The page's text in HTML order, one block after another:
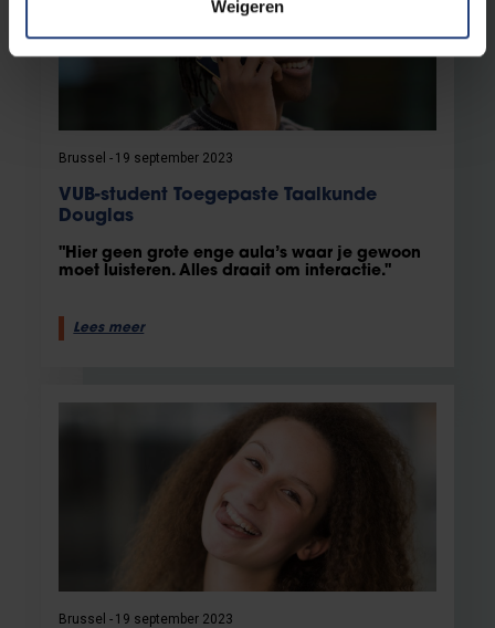
Weigeren
Brussel 19 september 2023
VUB-student Toegepaste Taalkunde
Douglas
"Hier geen grote enge aula’s waar je gewoon
moet luisteren. Alles draait om interactie."
Lees meer
Brussel 19 september 2023